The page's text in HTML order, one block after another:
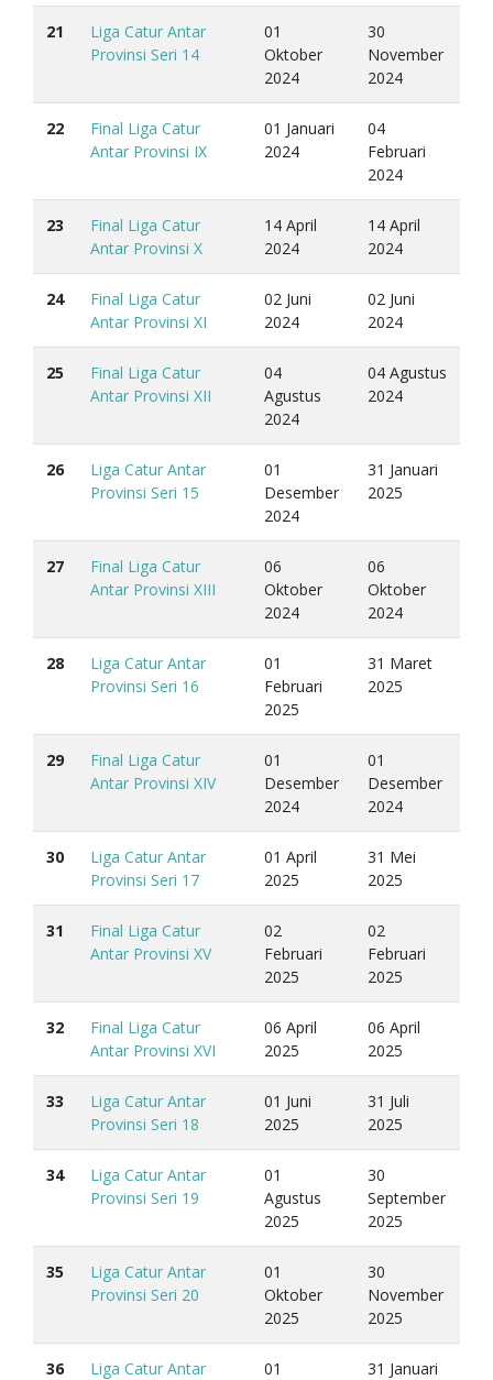
21
Liga Catur Antar
Provinsi Seri 14
01
Oktober
2024
30
November
2024
22
Final Liga Catur
Antar Provinsi IX
01 Januari
2024
04
Februari
2024
23
Final Liga Catur
Antar Provinsi X
14 April
2024
14 April
2024
24
Final Liga Catur
Antar Provinsi XI
02 Juni
2024
02 Juni
2024
25
Final Liga Catur
Antar Provinsi XII
04
Agustus
2024
04 Agustus
2024
26
Liga Catur Antar
Provinsi Seri 15
01
Desember
2024
31 Januari
2025
27
Final Liga Catur
Antar Provinsi XIII
06
Oktober
2024
06
Oktober
2024
28
Liga Catur Antar
Provinsi Seri 16
01
Februari
2025
31 Maret
2025
29
Final Liga Catur
Antar Provinsi XIV
01
Desember
2024
01
Desember
2024
30
Liga Catur Antar
Provinsi Seri 17
01 April
2025
31 Mei
2025
31
Final Liga Catur
Antar Provinsi XV
02
Februari
2025
02
Februari
2025
32
Final Liga Catur
Antar Provinsi XVI
06 April
2025
06 April
2025
33
Liga Catur Antar
Provinsi Seri 18
01 Juni
2025
31 Juli
2025
34
Liga Catur Antar
Provinsi Seri 19
01
Agustus
2025
30
September
2025
35
Liga Catur Antar
Provinsi Seri 20
01
Oktober
2025
30
November
2025
36
Liga Catur Antar
01
31 Januari